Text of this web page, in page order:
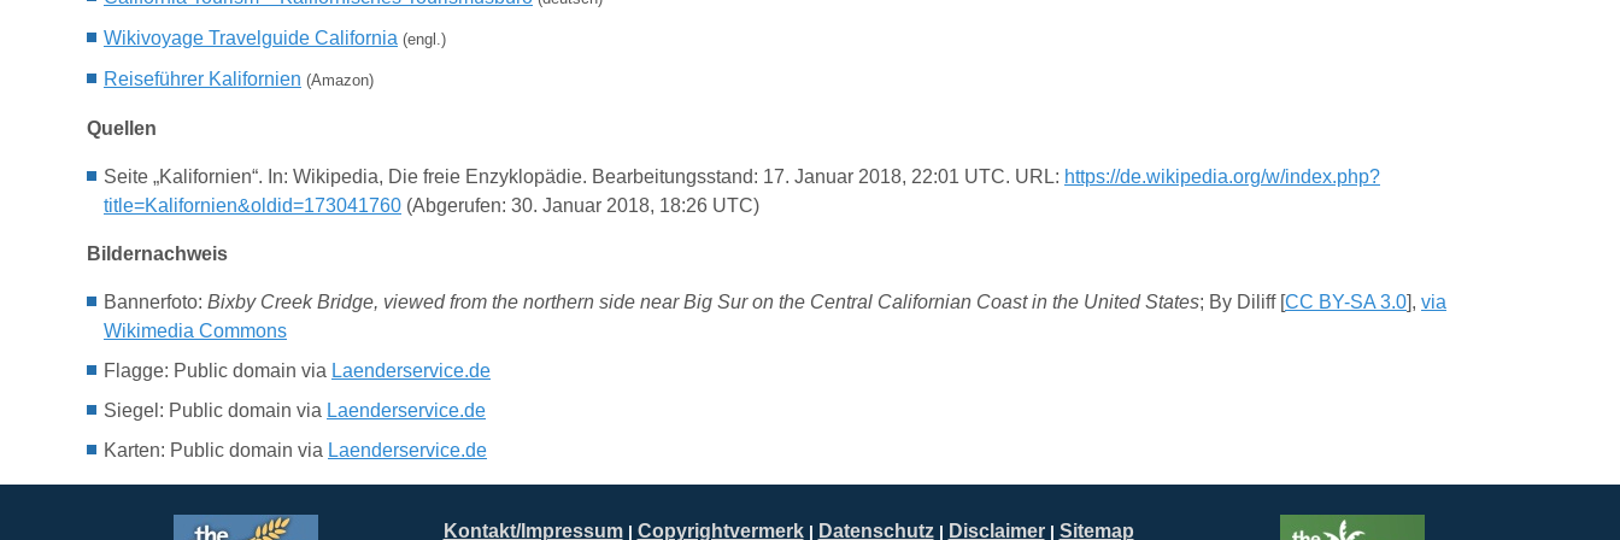
Wikivoyage Travelguide California (engl.)
Reiseführer Kalifornien (Amazon)
Quellen
Seite „Kalifornien“. In: Wikipedia, Die freie Enzyklopädie. Bearbeitungsstand: 17. Januar 2018, 22:01 UTC. URL: https://de.wikipedia.org/w/index.php?
title=Kalifornien&oldid=173041760 (Abgerufen: 30. Januar 2018, 18:26 UTC)
Bildernachweis
Bannerfoto: Bixby Creek Bridge, viewed from the northern side near Big Sur on the Central Californian Coast in the United States; By Diliff [CC BY-SA 3.0], via
Wikimedia Commons
Flagge: Public domain via Laenderservice.de
Siegel: Public domain via Laenderservice.de
Karten: Public domain via Laenderservice.de
Kontakt/Impressum| Copyrightvermerk| Datenschutz| Disclaimer| Sitemap